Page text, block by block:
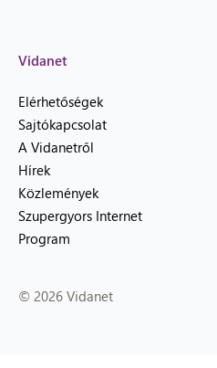
Vidanet
Elérhetőségek
Sajtókapcsolat
A Vidanetről
Hírek
Közlemények
Szupergyors Internet
Program
© 2026 Vidanet